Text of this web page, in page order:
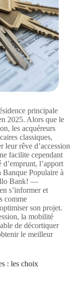
principale
2025. Alors que le
les acquéreurs
classiques,
leur rêve d’accession
facilite cependant
l’apport
Populaire à
Bank! —
s’informer et
comme
son projet.
la mobilité
de décortiquer
le meilleur
: les choix